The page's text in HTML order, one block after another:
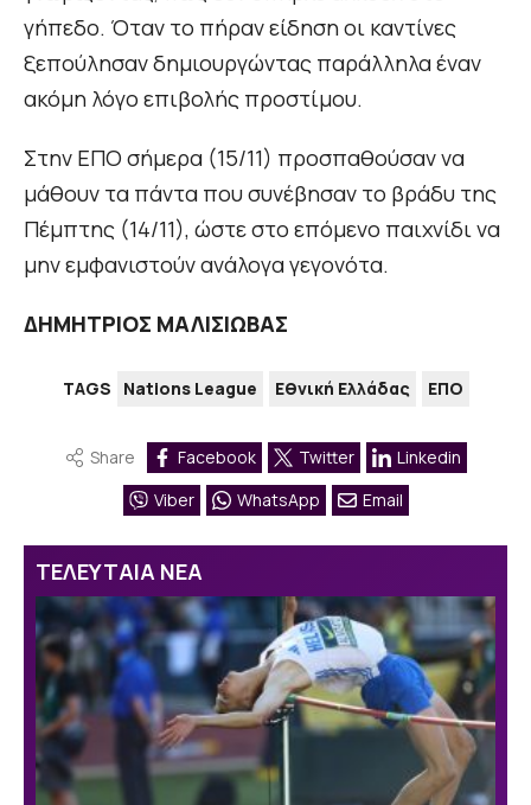
γήπεδο. Όταν το πήραν είδηση οι καντίνες
ξεπούλησαν δημιουργώντας παράλληλα έναν
ακόμη λόγο επιβολής προστίμου.
Στην ΕΠΟ σήμερα (15/11) προσπαθούσαν να
μάθουν τα πάντα που συνέβησαν το βράδυ της
Πέμπτης (14/11), ώστε στο επόμενο παιχνίδι να
μην εμφανιστούν ανάλογα γεγονότα.
ΔΗΜΗΤΡΙΟΣ ΜΑΛΙΣΙΩΒΑΣ
TAGS Nations League Εθνική Ελλάδας ΕΠΟ
Share Facebook Twitter
Linkedin
Viber
WhatsApp Email
ΤΕΛΕΥΤΑΙΑ ΝΕΑ